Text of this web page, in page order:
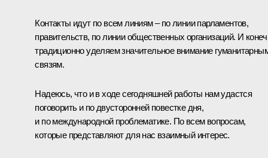
Контакты идут по всем линиям – по линии парламентов,
правительств, по линии общественных организаций. И
традиционно уделяем значительное внимание
связям.
Надеюсь, что и в ходе сегодняшней работы нам удастся
поговорить и по двусторонней повестке дня,
и по международной проблематике. По всем вопросам,
которые представляют для нас взаимный интерес.